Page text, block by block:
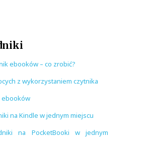
ebooków – co zrobić?
z wykorzystaniem czytnika
ebooków
na Kindle w jednym miejscu
na PocketBooki w jednym